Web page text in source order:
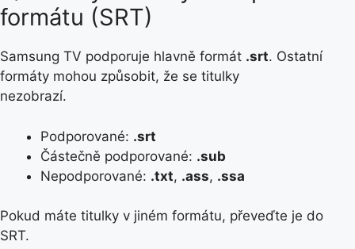
formátu (SRT)
Samsung TV podporuje hlavně formát .srt. Ostatní
formáty mohou způsobit, že se titulky
nezobrazí.
Podporované: .srt
Částečně podporované: .sub
Nepodporované: .txt, .ass, .ssa
Pokud máte titulky v jiném formátu, převeďte je do
SRT.